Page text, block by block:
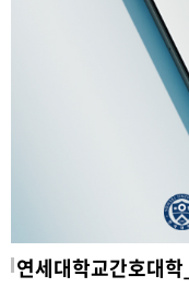
연세대학교간호대